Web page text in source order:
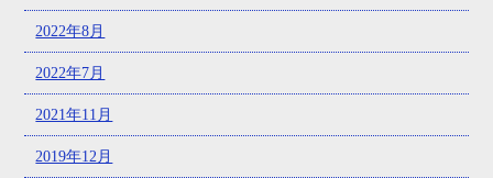
2022年8月
2022年7月
2021年11月
2019年12月